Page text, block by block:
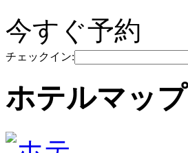
今すぐ予約
チェックイン:
ホテルマップ